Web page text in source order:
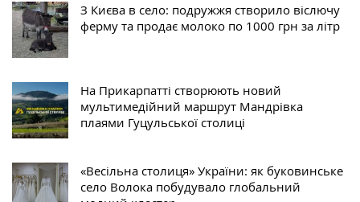
З Києва в село: подружжя створило віслючу
ферму та продає молоко по 1000 грн за літр
На Прикарпатті створюють новий
мультимедійний маршрут Мандрівка
плаями Гуцульської столиці
«Весільна столиця» України: як буковинське
село Волока побудувало глобальний